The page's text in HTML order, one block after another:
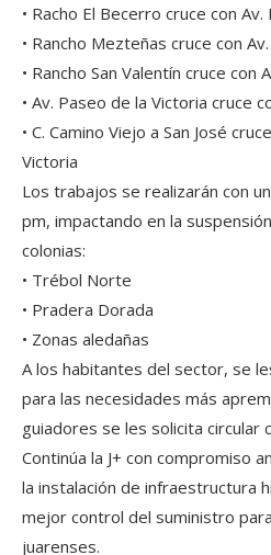
• Racho El Becerro cruce con
• Rancho Mezteñas cruce con
• Rancho San Valentín cruce con
• Av. Paseo de la Victoria cruce
• C. Camino Viejo a San José
Victoria
Los trabajos se realizarán con
pm, impactando en la
colonias:
• Trébol Norte
• Pradera Dorada
• Zonas aledañas
A los habitantes del sector, se
para las necesidades más
guiadores se les solicita circular
Continúa la J+ con compromiso
la instalación de infraestructura
mejor control del suministro
juarenses.